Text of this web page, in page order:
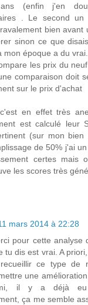
(enfin j'en
. Le second un
bien avant
sinon ce que
mon époque a du
les prix du
comparaison doit
sur le prix d'achat
en effet très
est calculé leur
(sur mon bien
de 50% j'ai
certes mais
les scores très
mars 2014 à 22:28
pour cette analyse
tu dis est vrai. A
ce type de
une
il y a déjà eu
ça me semble